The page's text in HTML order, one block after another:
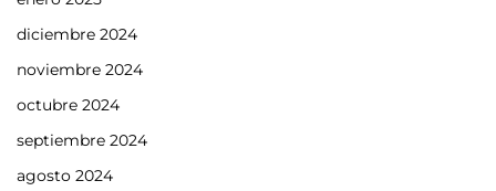
diciembre 2024
noviembre 2024
octubre 2024
septiembre 2024
agosto 2024